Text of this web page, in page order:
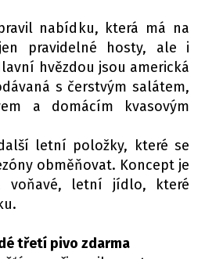
nabídku, která má na
pravidelné hosty, ale i
hvězdou jsou americká
s čerstvým salátem,
a domácím kvasovým
letní položky, které se
obměňovat. Koncept je
voňavé, letní jídlo, které
třetí pivo zdarma